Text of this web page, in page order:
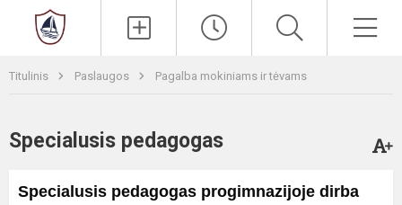
Titulinis Paslaugos Pagalba mokiniams ir tėvams
Specialusis pedagogas
Specialusis pedagogas progimnazijoje dirba